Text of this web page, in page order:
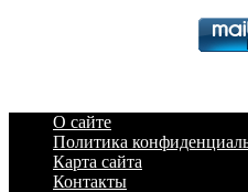
О сайте
Политика
Карта сайта
Контакты